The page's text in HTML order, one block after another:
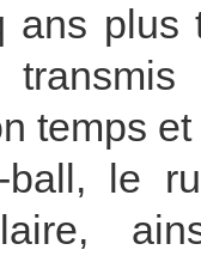
ans
temps et
le